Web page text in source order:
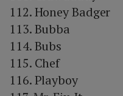
112. Honey Badger
113. Bubba
114. Bubs
115. Chef
116. Playboy